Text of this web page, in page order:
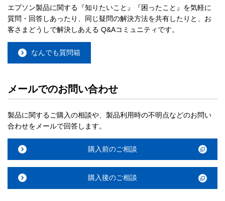
エプソン製品に関する『知りたいこと』『困ったこと』を気軽に
質問・回答しあったり、同じ疑問の解決方法を共有したりと、お
客さまどうしで解決しあえる Q&Aコミュニティです。
なんでも質問箱
メールでのお問い合わせ
製品に関するご購入の相談や、製品利用時の不明点などのお問い
合わせをメールで回答します。
購入前のご相談
購入後のご相談